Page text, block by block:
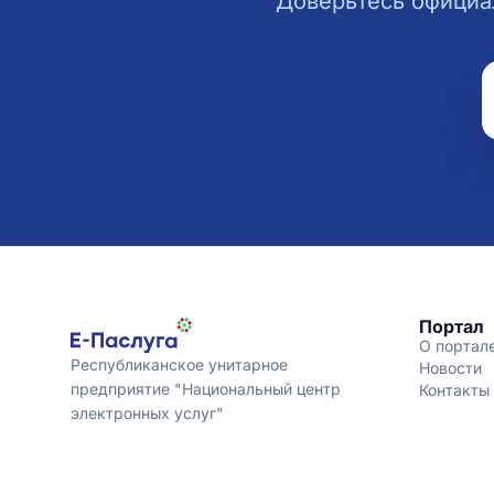
Республиканское унитарное
предприятие "Национальный центр
электронных услуг"
Портал
О
Новости
Контакты